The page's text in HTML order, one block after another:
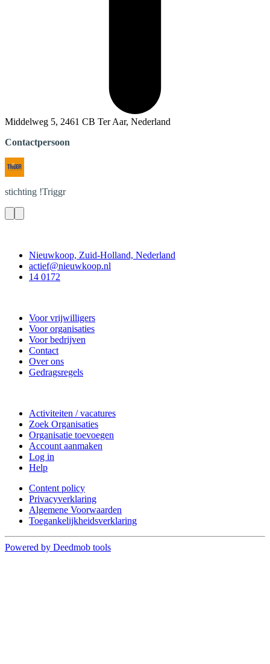
Middelweg 5, 2461 CB Ter Aar, Nederland
Contactpersoon
stichting !Triggr
Nieuwkoop, Zuid-Holland, Nederland
actief@nieuwkoop.nl
14 0172
Voor vrijwilligers
Voor organisaties
Voor bedrijven
Contact
Over ons
Gedragsregels
Activiteiten / vacatures
Zoek Organisaties
Organisatie toevoegen
Account aanmaken
Log in
Help
Content policy
Privacyverklaring
Algemene Voorwaarden
Toegankelijkheidsverklaring
Powered by Deedmob tools